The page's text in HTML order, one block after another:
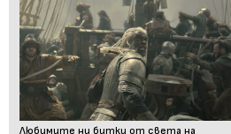
Любимите ни битки от света на